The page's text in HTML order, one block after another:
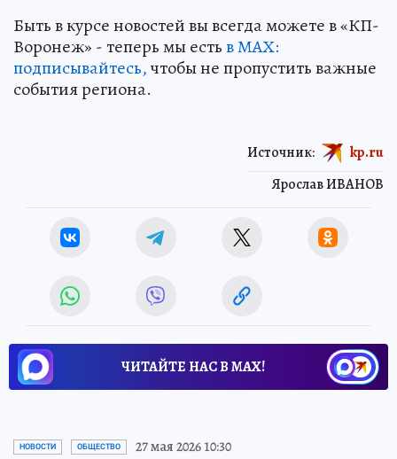
Быть в курсе новостей вы всегда можете в «КП-
Воронеж» - теперь мы естьв МАХ:
подписывайтесь,чтобы не пропустить важные
события региона.
Ярослав ИВАНОВ
Источник: kp.ru
ЧИТАЙТЕ НАС В МАХ!
НОВОСТИ ОБЩЕСТВО 27 мая 2026 10:30